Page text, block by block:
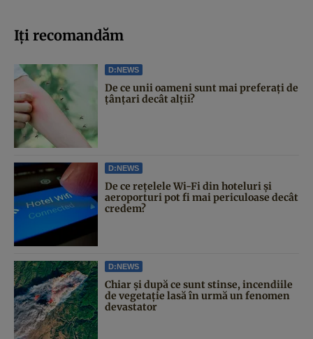
Iți recomandăm
D:NEWS
De ce unii oameni sunt mai preferați de
țânțari decât alții?
D:NEWS
De ce rețelele Wi-Fi din hoteluri și
aeroporturi pot fi mai periculoase decât
credem?
D:NEWS
Chiar și după ce sunt stinse, incendiile
de vegetație lasă în urmă un fenomen
devastator